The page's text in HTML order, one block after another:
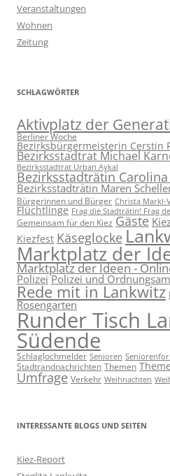
Veranstaltungen
Wohnen
Zeitung
SCHLAGWÖRTER
Aktivplatz der
Berliner Woche
Bezirksbürgermeisterin Cerstin
Bezirksstadtrat Michael
Bezirksstadtrat Urban Aykal
Bezirksstadträtin
Bezirksstadträtin Maren
Bürgerinnen und Bürger Christa Markl-
Flüchtlinge Frag die Stadträtin! Frag
Gemeinsam für den Kiez Gäste
Kiezfest Käseglocke
Marktplatz der
Marktplatz der Ideen -
Polizei Polizei und
Rede mit in Lankwitz
Rosengarten
Runder Tisch
Südende
Schlaglochmelder Senioren
Stadtrandnachrichten Themen
Umfrage Verkehr Weihnachten
INTERESSANTE BLOGS UND SEITEN
Kiez-Report